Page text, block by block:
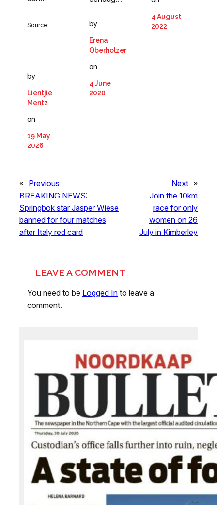
Source:
by
Lientjie
Mentz
on
19 May
2026
by
Erena
Oberholzer
on
4 June
2020
4 August
2022
« Previous
BREAKING NEWS:
Springbok star Jasper Wiese
banned for four matches
after Italy red card
Next »
Join the 10km
race for only
women on 26
July in Kimberley
LEAVE A COMMENT
You need to be Logged In to leave a
comment.